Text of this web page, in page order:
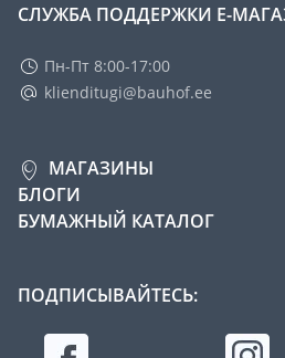
СЛУЖБА ПОДДЕРЖКИ Е-
Пн-Пт 8:00-17:00
klienditugi@bauhof.ee
МАГАЗИНЫ
БЛОГИ
БУМАЖНЫЙ КАТАЛОГ
ПОДПИСЫВАЙТЕСЬ: